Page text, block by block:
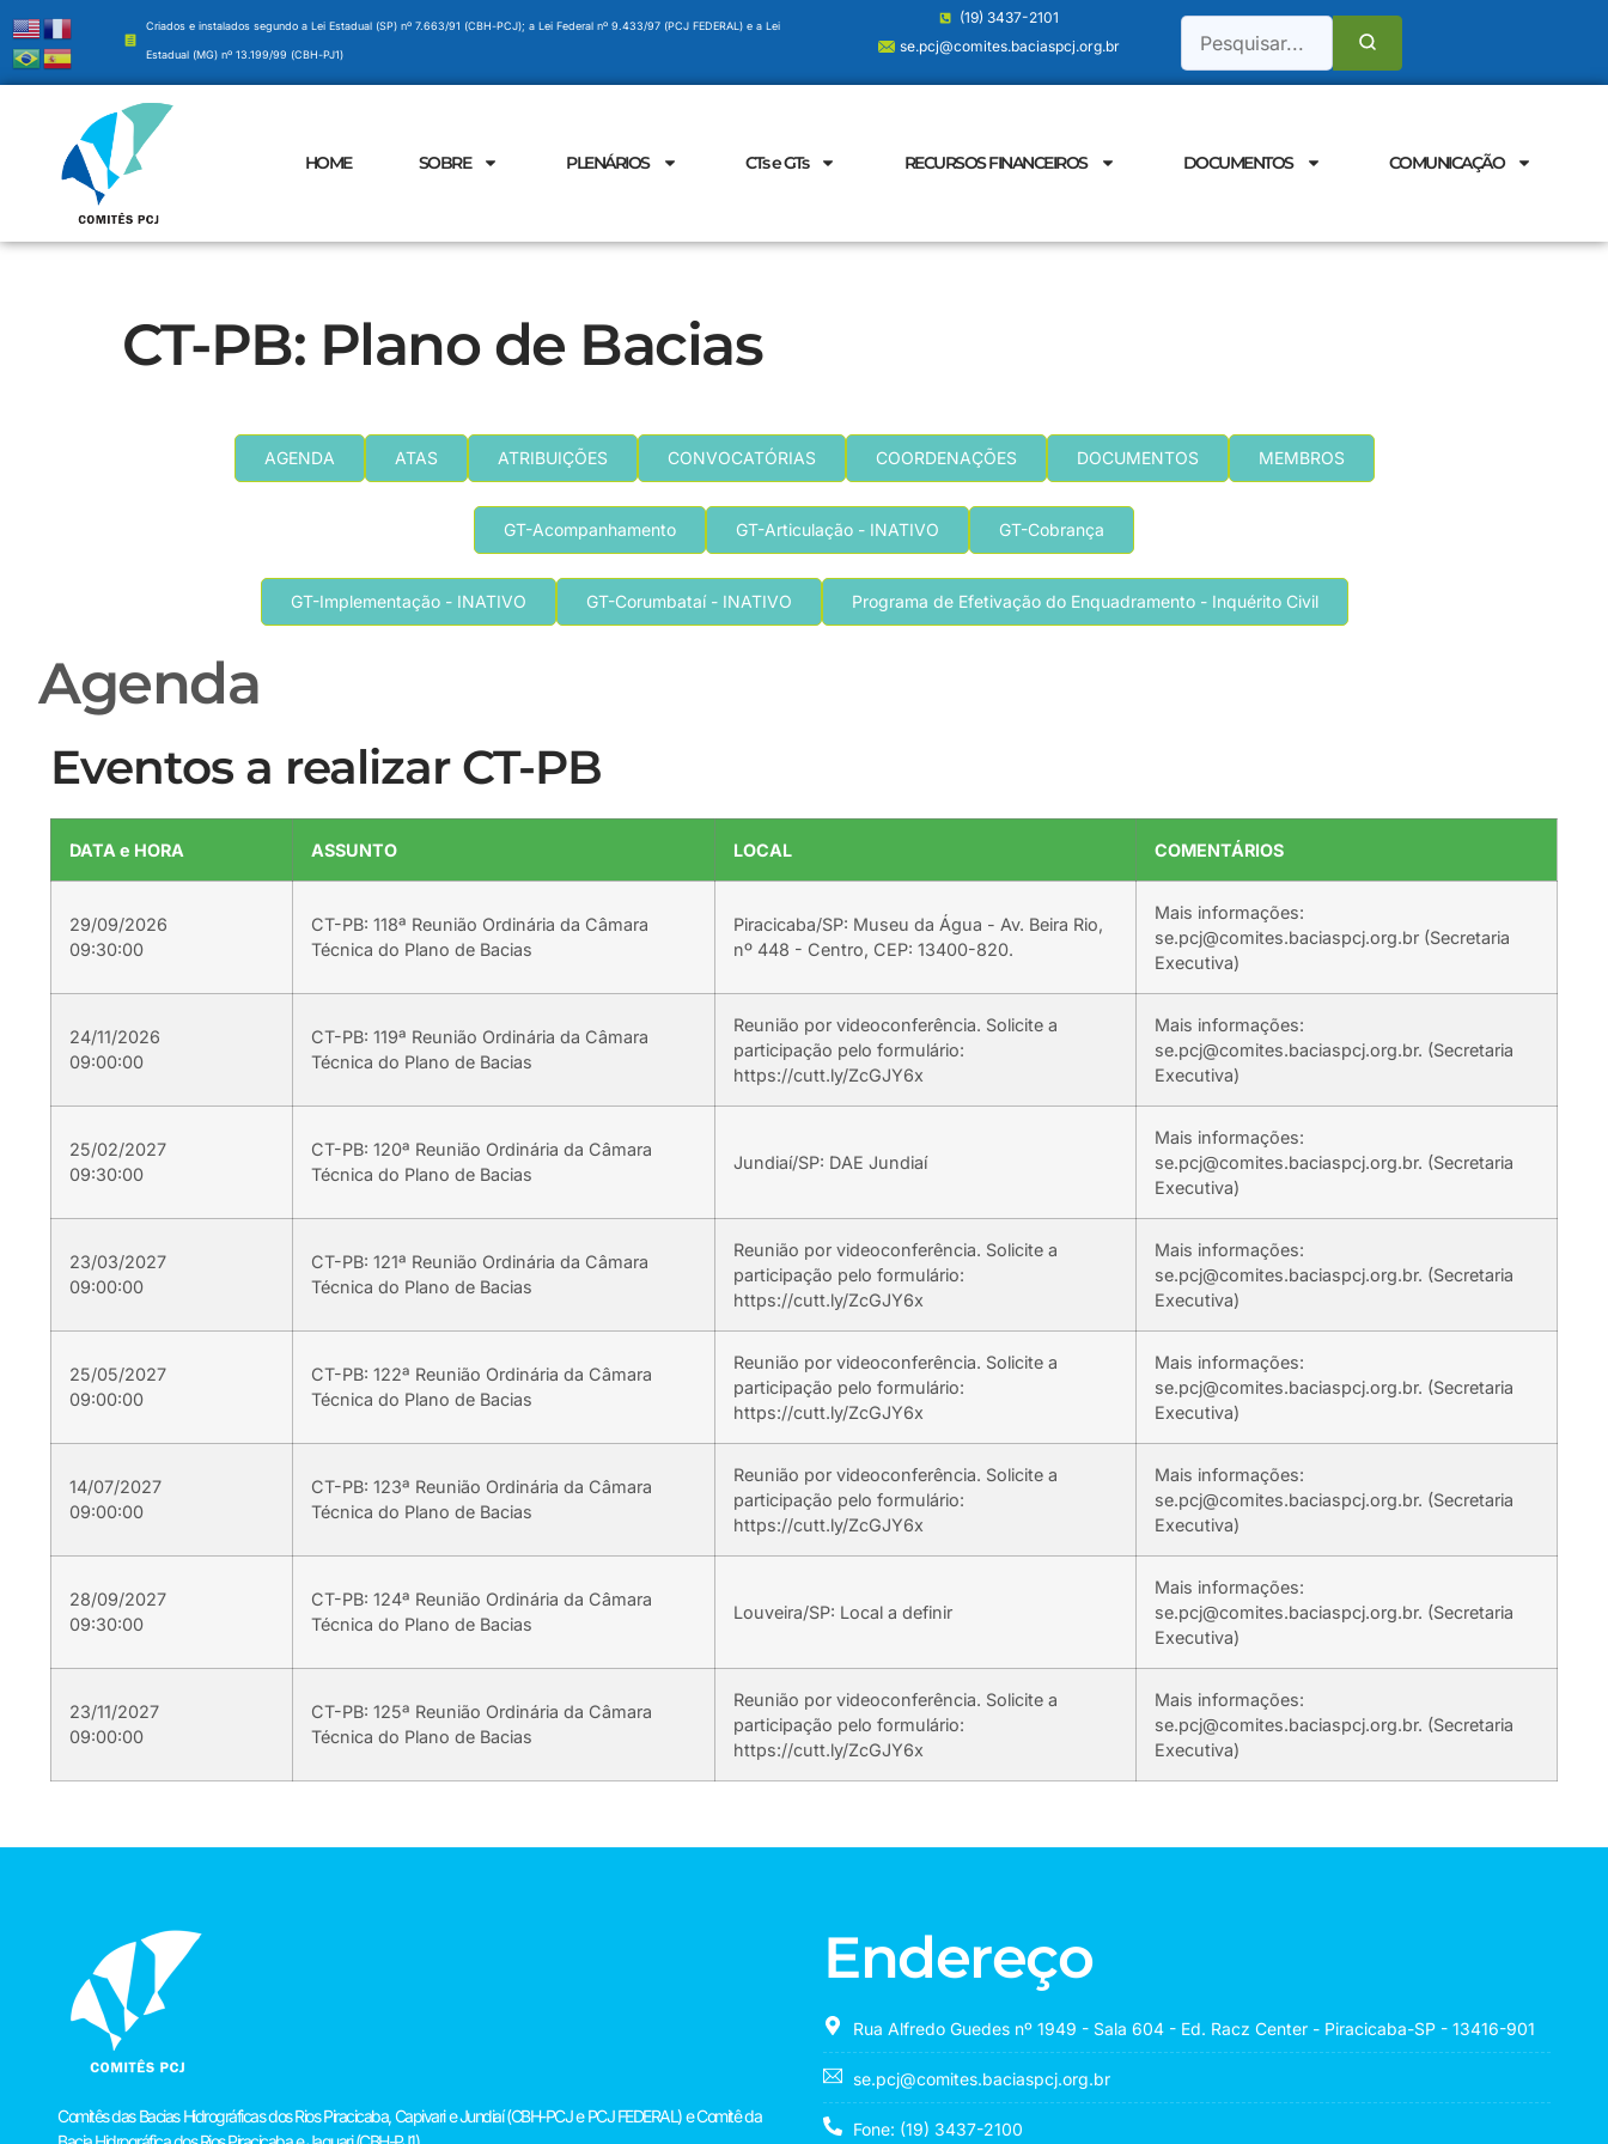
Criados e instalados segundo a Lei Estadual (SP) nº 7.663/91 (CBH-PCJ); a Lei Federal nº 9.433/97 (PCJ FEDERAL) e a Lei
Estadual (MG) nº 13.199/99 (CBH-PJ1)
(19) 3437-2101
se.pcj@comites.baciaspcj.org.br
HOME SOBRE PLENÁRIOS CTs e GTs RECURSOS FINANCEIROS DOCUMENTOS COMUNICAÇÃO
CT-PB: Plano de Bacias
AGENDA ATAS ATRIBUIÇÕES CONVOCATÓRIAS COORDENAÇÕES DOCUMENTOS MEMBROS
GT-Acompanhamento GT-Articulação - INATIVO GT-Cobrança
GT-Implementação - INATIVO GT-Corumbataí - INATIVO Programa de Efetivação do Enquadramento - Inquérito Civil
Agenda
Eventos a realizar CT-PB
DATA e HORA ASSUNTO LOCAL COMENTÁRIOS
29/09/2026
09:30:00
CT-PB: 118ª Reunião Ordinária da Câmara
Técnica do Plano de Bacias
Piracicaba/SP: Museu da Água - Av. Beira Rio,
nº 448 - Centro, CEP: 13400-820.
Mais informações:
se.pcj@comites.baciaspcj.org.br (Secretaria
Executiva)
24/11/2026
09:00:00
CT-PB: 119ª Reunião Ordinária da Câmara
Técnica do Plano de Bacias
Reunião por videoconferência. Solicite a
participação pelo formulário:
https://cutt.ly/ZcGJY6x
Mais informações:
se.pcj@comites.baciaspcj.org.br. (Secretaria
Executiva)
25/02/2027
09:30:00
CT-PB: 120ª Reunião Ordinária da Câmara
Técnica do Plano de Bacias
Jundiaí/SP: DAE Jundiaí
Mais informações:
se.pcj@comites.baciaspcj.org.br. (Secretaria
Executiva)
23/03/2027
09:00:00
CT-PB: 121ª Reunião Ordinária da Câmara
Técnica do Plano de Bacias
Reunião por videoconferência. Solicite a
participação pelo formulário:
https://cutt.ly/ZcGJY6x
Mais informações:
se.pcj@comites.baciaspcj.org.br. (Secretaria
Executiva)
25/05/2027
09:00:00
CT-PB: 122ª Reunião Ordinária da Câmara
Técnica do Plano de Bacias
Reunião por videoconferência. Solicite a
participação pelo formulário:
https://cutt.ly/ZcGJY6x
Mais informações:
se.pcj@comites.baciaspcj.org.br. (Secretaria
Executiva)
14/07/2027
09:00:00
CT-PB: 123ª Reunião Ordinária da Câmara
Técnica do Plano de Bacias
Reunião por videoconferência. Solicite a
participação pelo formulário:
https://cutt.ly/ZcGJY6x
Mais informações:
se.pcj@comites.baciaspcj.org.br. (Secretaria
Executiva)
28/09/2027
09:30:00
CT-PB: 124ª Reunião Ordinária da Câmara
Técnica do Plano de Bacias
Louveira/SP: Local a definir
Mais informações:
se.pcj@comites.baciaspcj.org.br. (Secretaria
Executiva)
23/11/2027
09:00:00
CT-PB: 125ª Reunião Ordinária da Câmara
Técnica do Plano de Bacias
Reunião por videoconferência. Solicite a
participação pelo formulário:
https://cutt.ly/ZcGJY6x
Mais informações:
se.pcj@comites.baciaspcj.org.br. (Secretaria
Executiva)
Comitês das Bacias Hidrográficas dos Rios Piracicaba, Capivari e Jundiaí (CBH-PCJ e PCJ FEDERAL) e Comitê da
Endereço
Rua Alfredo Guedes nº 1949 - Sala 604 - Ed. Racz Center - Piracicaba-SP - 13416-901
se.pcj@comites.baciaspcj.org.br
Fone: (19) 3437-2100